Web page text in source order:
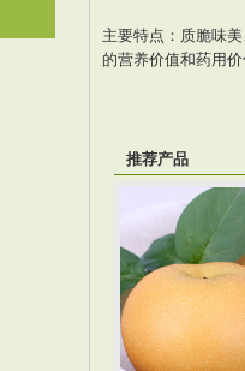
主要特点：质脆味
的营养价值和药用
推荐产品